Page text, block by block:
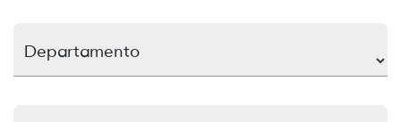
Departamento